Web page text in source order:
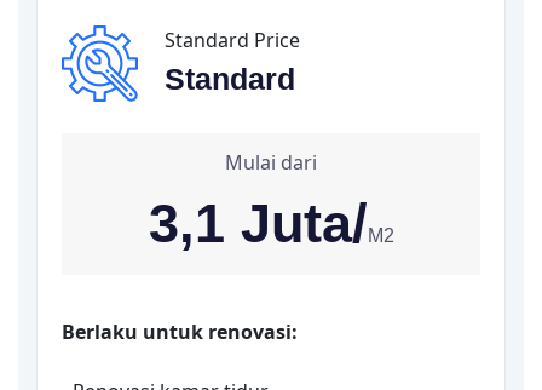
Standard Price
Standard
Mulai dari
3,1 Juta/M2
Berlaku untuk renovasi: